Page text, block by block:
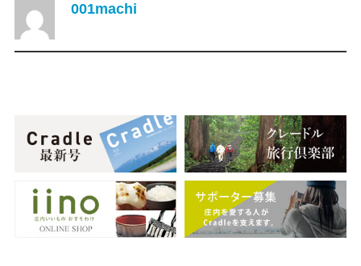
001machi